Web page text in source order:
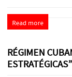
Read more
RÉGIMEN